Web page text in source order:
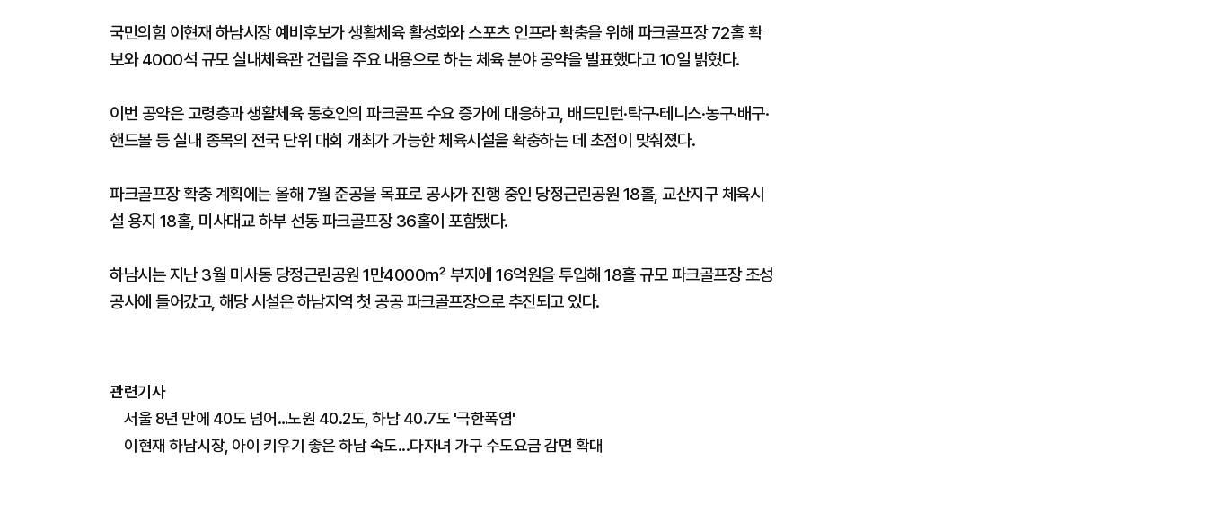
국민의힘 이현재 하남시장 예비후보가 생활체육 활성화와 스포츠 인프라 확충을 위해 파크골프장 72홀 확
보와 4000석 규모 실내체육관 건립을 주요 내용으로 하는 체육 분야 공약을 발표했다고 10일 밝혔다.
이번 공약은 고령층과 생활체육 동호인의 파크골프 수요 증가에 대응하고, 배드민턴·탁구·테니스·농구·배구·
핸드볼 등 실내 종목의 전국 단위 대회 개최가 가능한 체육시설을 확충하는 데 초점이 맞춰졌다.
파크골프장 확충 계획에는 올해 7월 준공을 목표로 공사가 진행 중인 당정근린공원 18홀, 교산지구 체육시
설 용지 18홀, 미사대교 하부 선동 파크골프장 36홀이 포함됐다.
하남시는 지난 3월 미사동 당정근린공원 1만4000㎡ 부지에 16억원을 투입해 18홀 규모 파크골프장 조성
공사에 들어갔고, 해당 시설은 하남지역 첫 공공 파크골프장으로 추진되고 있다.
관련기사
서울 8년 만에 40도 넘어…노원 40.2도, 하남 40.7도 '극한폭염'
이현재 하남시장, 아이 키우기 좋은 하남 속도...다자녀 가구 수도요금 감면 확대